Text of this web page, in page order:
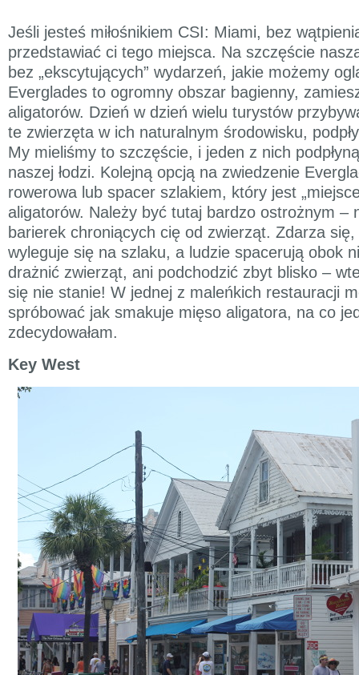
Jeśli jesteś miłośnikiem CSI: Miami, bez
przedstawiać ci tego miejsca. Na szczęście
bez „ekscytujących” wydarzeń, jakie możemy
Everglades to ogromny obszar bagienny,
aligatorów. Dzień w dzień wielu turystów
te zwierzęta w ich naturalnym środowisku,
My mieliśmy to szczęście, i jeden z nich
naszej łodzi. Kolejną opcją na zwiedzenie
rowerowa lub spacer szlakiem, który jest
aligatorów. Należy być tutaj bardzo ostrożnym –
barierek chroniących cię od zwierząt. Zdarza
wyleguje się na szlaku, a ludzie spacerują obok
drażnić zwierząt, ani podchodzić zbyt blisko –
się nie stanie! W jednej z maleńkich restauracji
spróbować jak smakuje mięso aligatora, na co
zdecydowałam.
Key West